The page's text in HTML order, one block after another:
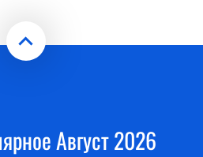
Август 2026